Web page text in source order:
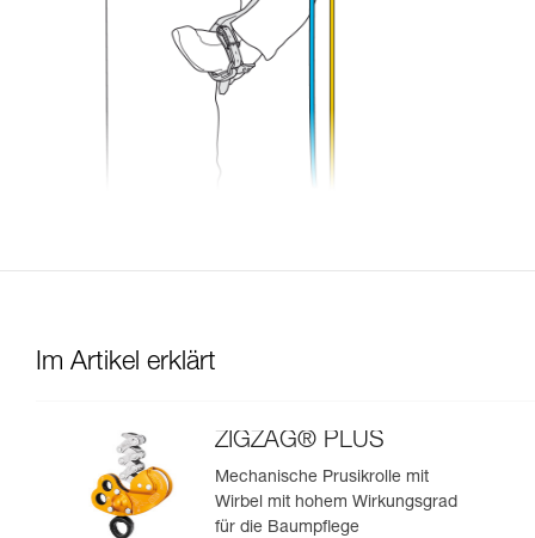
Im Artikel erklärt
ZIGZAG® PLUS
Mechanische Prusikrolle mit
Wirbel mit hohem Wirkungsgrad
für die Baumpflege